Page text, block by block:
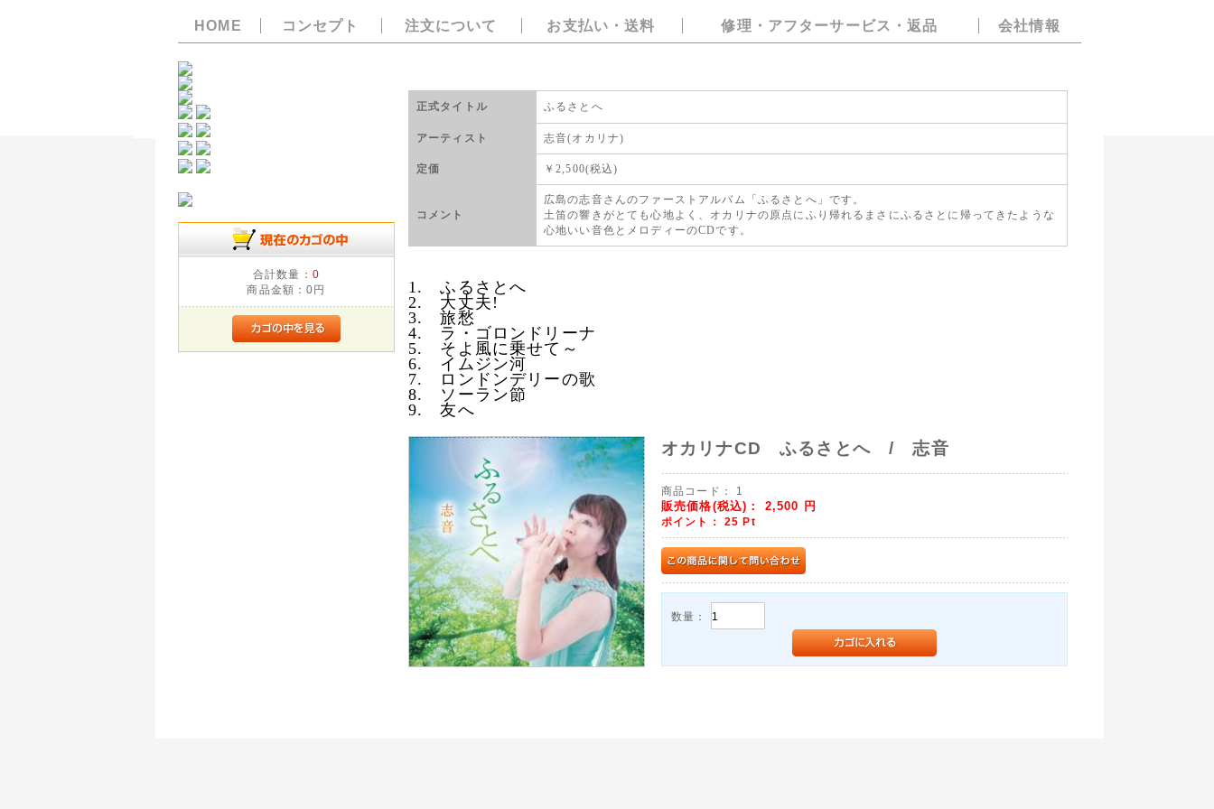
HOME コンセプト 注文について お支払い・送料 修理・アフターサービス・返品 会社情報
合計数量： 0
商品金額：0円
正式タイトル ふるさとへ
アーティスト 志音(オカリナ)
定価 ￥2,500(税込)
コメント
広島の志音さんのファーストアルバム「ふるさとへ」です。
土笛の響きがとても心地よく、オカリナの原点にふり帰れるまさにふるさとに帰ってきたような
心地いい音色とメロディーのCDです。
1. ふるさとへ
2. 大丈夫!
3. 旅愁
4. ラ・ゴロンドリーナ
5. そよ風に乗せて～
6. イムジン河
7. ロンドンデリーの歌
8. ソーラン節
9. 友へ
オカリナCD ふるさとへ / 志音
商品コード： 1
販売価格(税込)： 2,500 円
ポイント： 25 Pt
数量：